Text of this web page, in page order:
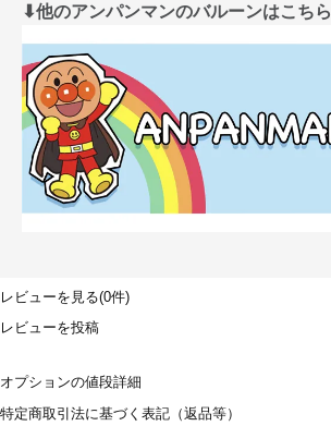
⬇︎他のアンパンマンのバルーンはこち
レビューを見る(0件)
レビューを投稿
オプションの値段詳細
特定商取引法に基づく表記（返品等）